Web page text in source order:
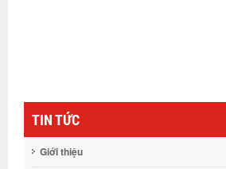
TIN TỨC
Giới thiệu